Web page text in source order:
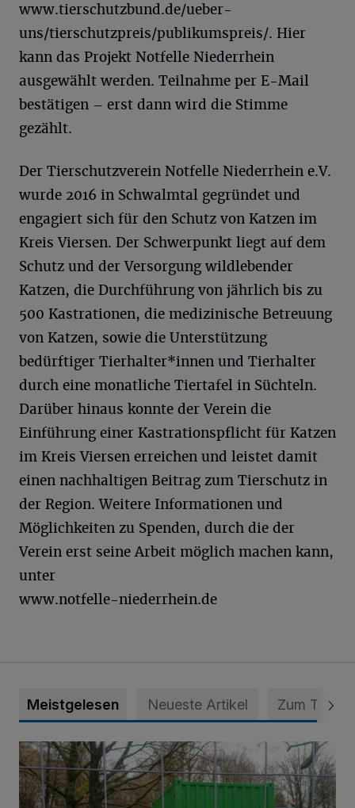
www.tierschutzbund.de/ueber-
uns/tierschutzpreis/publikumspreis/. Hier
kann das Projekt Notfelle Niederrhein
ausgewählt werden. Teilnahme per E-Mail
bestätigen – erst dann wird die Stimme
gezählt.
Der Tierschutzverein Notfelle Niederrhein e.V.
wurde 2016 in Schwalmtal gegründet und
engagiert sich für den Schutz von Katzen im
Kreis Viersen. Der Schwerpunkt liegt auf dem
Schutz und der Versorgung wildlebender
Katzen, die Durchführung von jährlich bis zu
500 Kastrationen, die medizinische Betreuung
von Katzen, sowie die Unterstützung
bedürftiger Tierhalter*innen und Tierhalter
durch eine monatliche Tiertafel in Süchteln.
Darüber hinaus konnte der Verein die
Einführung einer Kastrationspflicht für Katzen
im Kreis Viersen erreichen und leistet damit
einen nachhaltigen Beitrag zum Tierschutz in
der Region. Weitere Informationen und
Möglichkeiten zu Spenden, durch die der
Verein erst seine Arbeit möglich machen kann,
unter
www.notfelle-niederrhein.de
Meistgelesen Neueste Artikel Zum Thema
An Spielfläche wird noch gearbeitet